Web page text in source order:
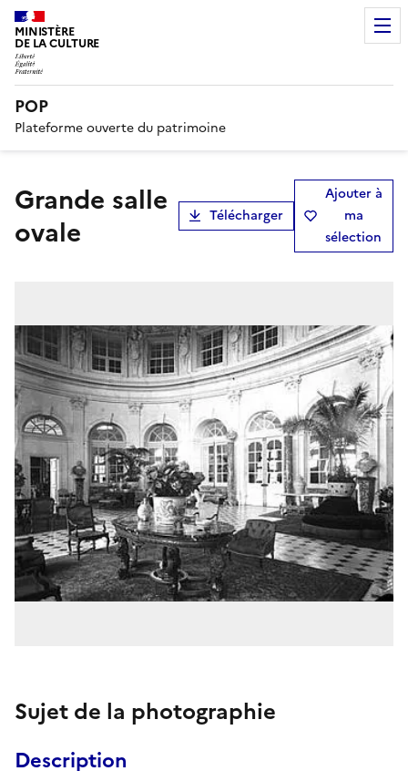
MINISTÈRE
DE LA CULTURE
POP
Plateforme ouverte du patrimoine
Grande salle
ovale
Télécharger
Ajouter à
ma
sélection
Sujet de la photographie
Description